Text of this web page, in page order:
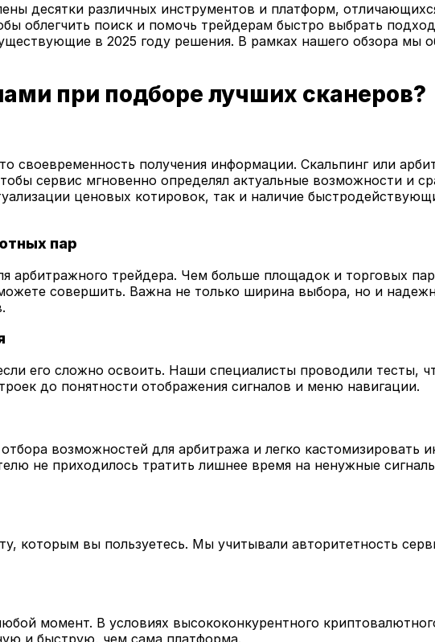
десятки различных инструментов и платформ,
облегчить поиск и помочь трейдерам быстро выбрать
в 2025 году решения. В рамках нашего обзора
при подборе лучших сканеров?
получения информации. Скальпинг или
сервис мгновенно определял актуальные возможности и
ценовых котировок, так и наличие
пар
трейдера. Чем больше площадок и торговых
совершить. Важна не только ширина выбора, но и
его сложно освоить. Наши специалисты проводили тесты,
до понятности отображения сигналов и меню навигации.
возможностей для арбитража и легко кастомизировать
не приходилось тратить лишнее время на ненужные
которым вы пользуетесь. Мы учитывали авторитетность
момент. В условиях высококонкурентного
и быструю, чем сама платформа.